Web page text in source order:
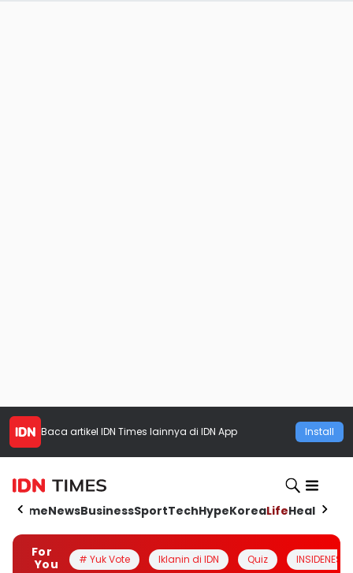
Baca artikel IDN Times lainnya di IDN App Install
HomeNewsBusinessSportTechHypeKoreaLifeHealth
For
You
# Yuk Vote Iklanin di IDN Quiz INSIDENESIA